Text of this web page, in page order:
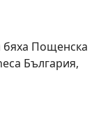
бяха Пощенска
България,